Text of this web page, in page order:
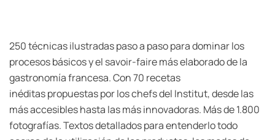
250 técnicas ilustradas paso a paso para dominar los
procesos básicos y el savoir-faire más elaborado de la
gastronomía francesa. Con 70 recetas
inéditas propuestas por los chefs del Institut, desde las
más accesibles hasta las más innovadoras. Más de 1.800
fotografías. Textos detallados para entenderlo todo